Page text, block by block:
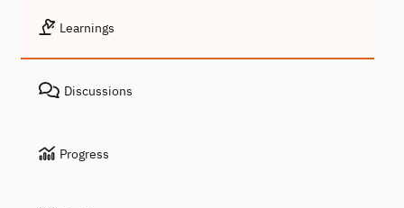
Learnings
Discussions
Progress